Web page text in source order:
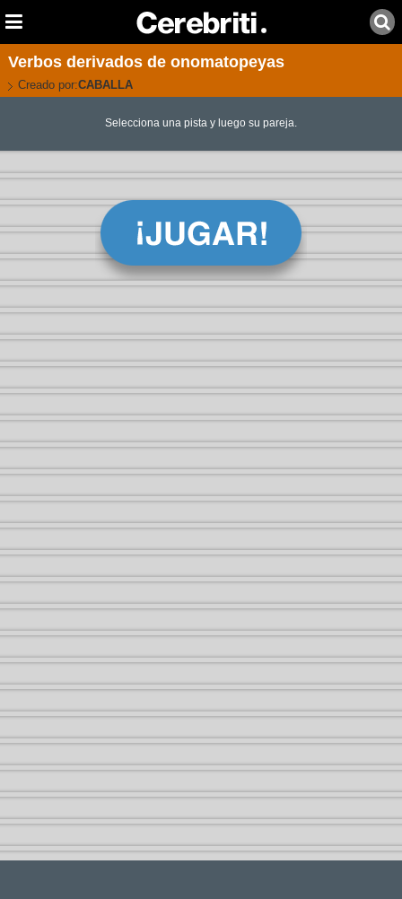
Verbos derivados de onomatopeyas
Creado por:CABALLA
Selecciona una pista y luego su pareja.